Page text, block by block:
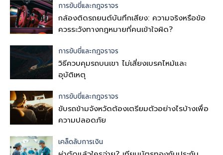
การขับขี่และกฎจราจร
กล้องติดรถยนต์บันทึกเสียง: ความจริงหรือข้อ
ควรระวังทางกฎหมายที่คนเข้าใจผิด?
การขับขี่และกฎจราจร
วิธีควบคุมรถบนเขา ไม่เสี่ยงเบรคไหม้และ
อุบัติเหตุ
การขับขี่และกฎจราจร
ขับรถข้ามจังหวัดต้องเตรียมตัวอย่างไรบ้างเพื่อ
ความปลอดภัย
เคล็ดลับการเงิน